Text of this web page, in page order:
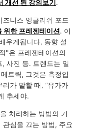
개선 된 강의보기 .
니스 잉글리쉬 포드
위한 프레젠테이션 . 이
우게됩니다, 동향 설
"은 프레젠테이션의
사진 등. 트렌드는 일
트릭, 그것은 측정입
가 말할 때, “유가가
추세야.
처리하는 방법의 기
심을 끄는 방법, 주요